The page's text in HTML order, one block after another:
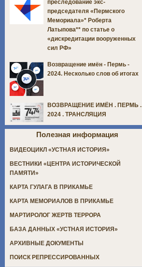
преследование экс-
председателя «Пермского
Мемориала»* Роберта
Латыпова** по статье о
«дискредитации вооруженных
сил РФ»
Возвращение имён - Пермь -
2024. Несколько слов об итогах
ВОЗВРАЩЕНИЕ ИМЁН . ПЕРМЬ .
2024 . ТРАНСЛЯЦИЯ
Полезная информация
ВИДЕОЦИКЛ «УСТНАЯ ИСТОРИЯ»
ВЕСТНИКИ «ЦЕНТРА ИСТОРИЧЕСКОЙ
ПАМЯТИ»
КАРТА ГУЛАГА В ПРИКАМЬЕ
КАРТА МЕМОРИАЛОВ В ПРИКАМЬЕ
МАРТИРОЛОГ ЖЕРТВ ТЕРРОРА
БАЗА ДАННЫХ «УСТНАЯ ИСТОРИЯ»
АРХИВНЫЕ ДОКУМЕНТЫ
ПОИСК РЕПРЕССИРОВАННЫХ